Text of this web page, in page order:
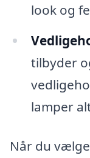
look og
tilbyder
lamper
Når du